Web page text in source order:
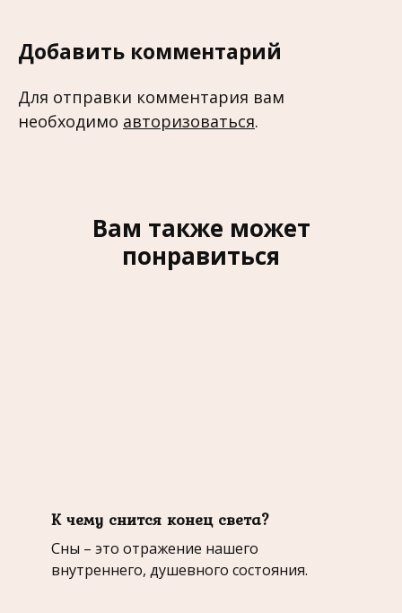
Добавить комментарий
Для отправки комментария вам
необходимо авторизоваться.
Вам также может
понравиться
К чему снится конец света?
Сны – это отражение нашего
внутреннего, душевного состояния.